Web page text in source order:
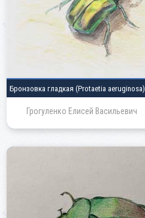
Бронзовка гладкая (Protaetia aeruginosa)
Грогуленко Елисей Васильевич